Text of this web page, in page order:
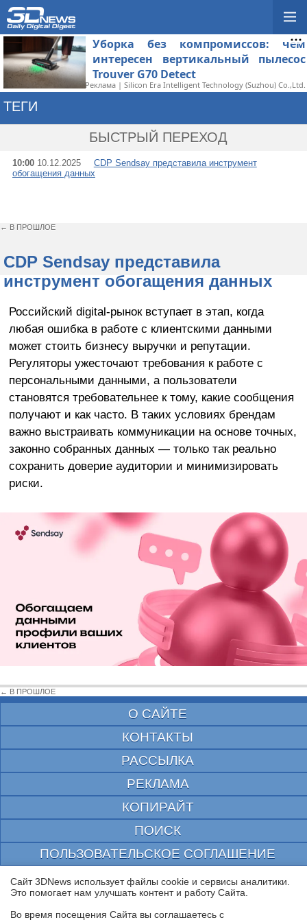
Уборка без компромиссов: чем
интересен вертикальный пылесос
Trouver G70 Detect
Реклама | Silicon Era Intelligent Technology (Suzhou) Co.,Ltd.
ТЕГИ
БЫСТРЫЙ ПЕРЕХОД
10:00 10.12.2025
CDP Sendsay представила инструмент
обогащения данных
← В ПРОШЛОЕ
CDP Sendsay представила
инструмент обогащения данных
Российский digital-рынок вступает в этап, когда
любая ошибка в работе с клиентскими данными
может стоить бизнесу выручки и репутации.
Регуляторы ужесточают требования к работе с
персональными данными, а пользователи
становятся требовательнее к тому, какие сообщения
получают и как часто. В таких условиях брендам
важно выстраивать коммуникации на основе точных,
законно собранных данных — только так реально
сохранить доверие аудитории и минимизировать
риски.
← В ПРОШЛОЕ
О САЙТЕ
КОНТАКТЫ
РАССЫЛКА
РЕКЛАМА
КОПИРАЙТ
ПОИСК
ПОЛЬЗОВАТЕЛЬСКОЕ СОГЛАШЕНИЕ
ЗАЩИЩЕНО CURATOR
© 1997—2026 Электронное периодическое издание "3ДНьюс" | Свидетельство о
выдано Федеральной Службой по надзору за соблюдением законодательства в сфере
Сайт 3DNews использует файлы cookie и сервисы аналитики.
Это помогает нам улучшать контент и работу Cайта.
Во время посещения Cайта вы соглашаетесь с